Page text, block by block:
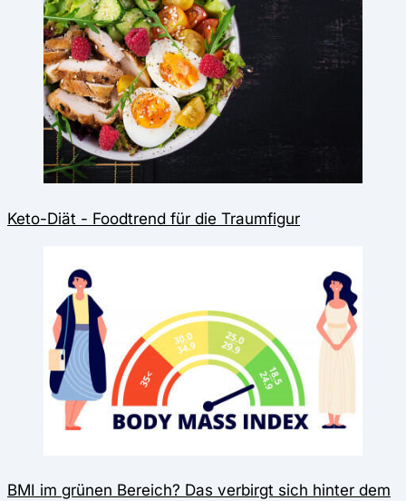
Keto-Diät - Foodtrend für die Traumfigur
BMI im grünen Bereich? Das verbirgt sich hinter dem